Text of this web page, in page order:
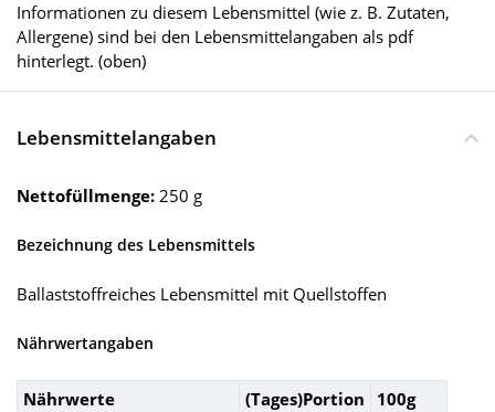
Informationen zu diesem Lebensmittel (wie z. B. Zutaten,
Allergene) sind bei den Lebensmittelangaben als pdf
hinterlegt. (oben)
Lebensmittelangaben
Nettofüllmenge: 250 g
Bezeichnung des Lebensmittels
Ballaststoffreiches Lebensmittel mit Quellstoffen
Nährwertangaben
Nährwerte (Tages)Portion
100g